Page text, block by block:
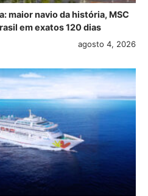
maior navio da história, MSC
em exatos 120 dias
agosto 4, 2026